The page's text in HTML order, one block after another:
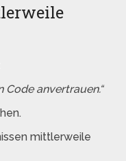
Code anvertrauen.“
mittlerweile